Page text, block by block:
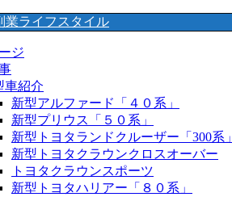
業ライフスタイル
ジ
車紹介
新型アルファード「４０系」
新型プリウス「５０系」
新型トヨタランドクルーザー「300系」
新型トヨタクラウンクロスオーバー
トヨタクラウンスポーツ
新型トヨタハリアー「８０系」